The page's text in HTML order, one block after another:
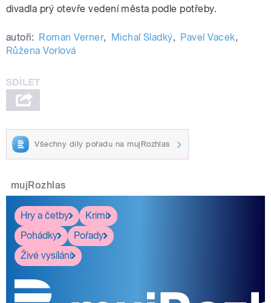
divadla prý otevře vedení města podle potřeby.
autoři: Roman Verner, Michal Sladký, Pavel Vacek,
Růžena Vorlová
Všechny díly pořadu na mujRozhlas
mujRozhlas
Hry a četby
Krimi
Pohádky
Pořady
Živé vysílání